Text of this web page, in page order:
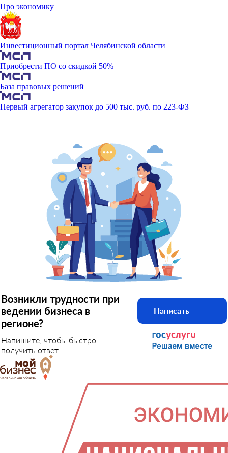
Про экономику
Инвестиционный портал Челябинской области
Приобрести ПО со скидкой 50%
База правовых решений
Первый агрегатор закупок до 500 тыс. руб. по 223-ФЗ
Возникли трудности при
ведении бизнеса в
регионе?
Напишите, чтобы быстро
получить ответ
Написать